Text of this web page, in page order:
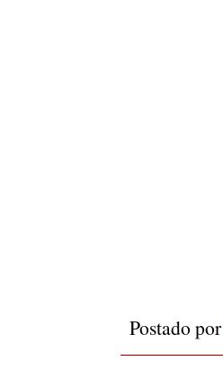
Postado por